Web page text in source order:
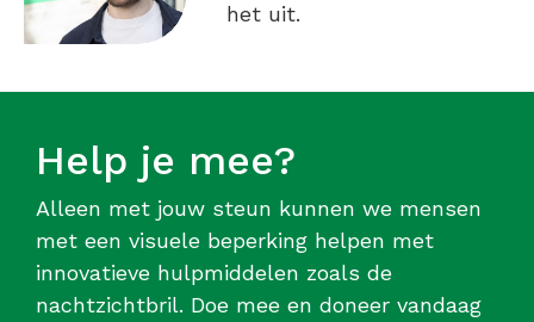
het uit.
Help je mee?
Alleen met jouw steun kunnen we mensen
met een visuele beperking helpen met
innovatieve hulpmiddelen zoals de
nachtzichtbril. Doe mee en doneer vandaag